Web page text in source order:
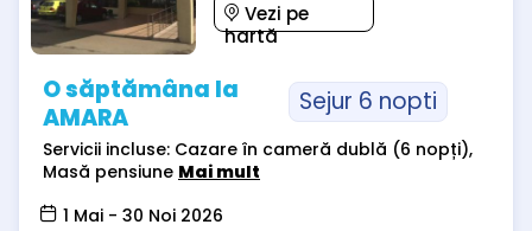
Vezi pe
hartă
O săptămâna la
AMARA
Sejur 6 nopti
Servicii incluse: Cazare în cameră dublă (6 nopți),
Masă pensiune Mai mult
1 Mai - 30 Noi 2026